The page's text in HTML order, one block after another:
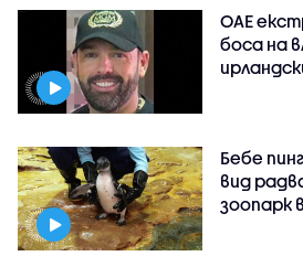
ОАЕ
боса на
Бебе
вид
зоопарк